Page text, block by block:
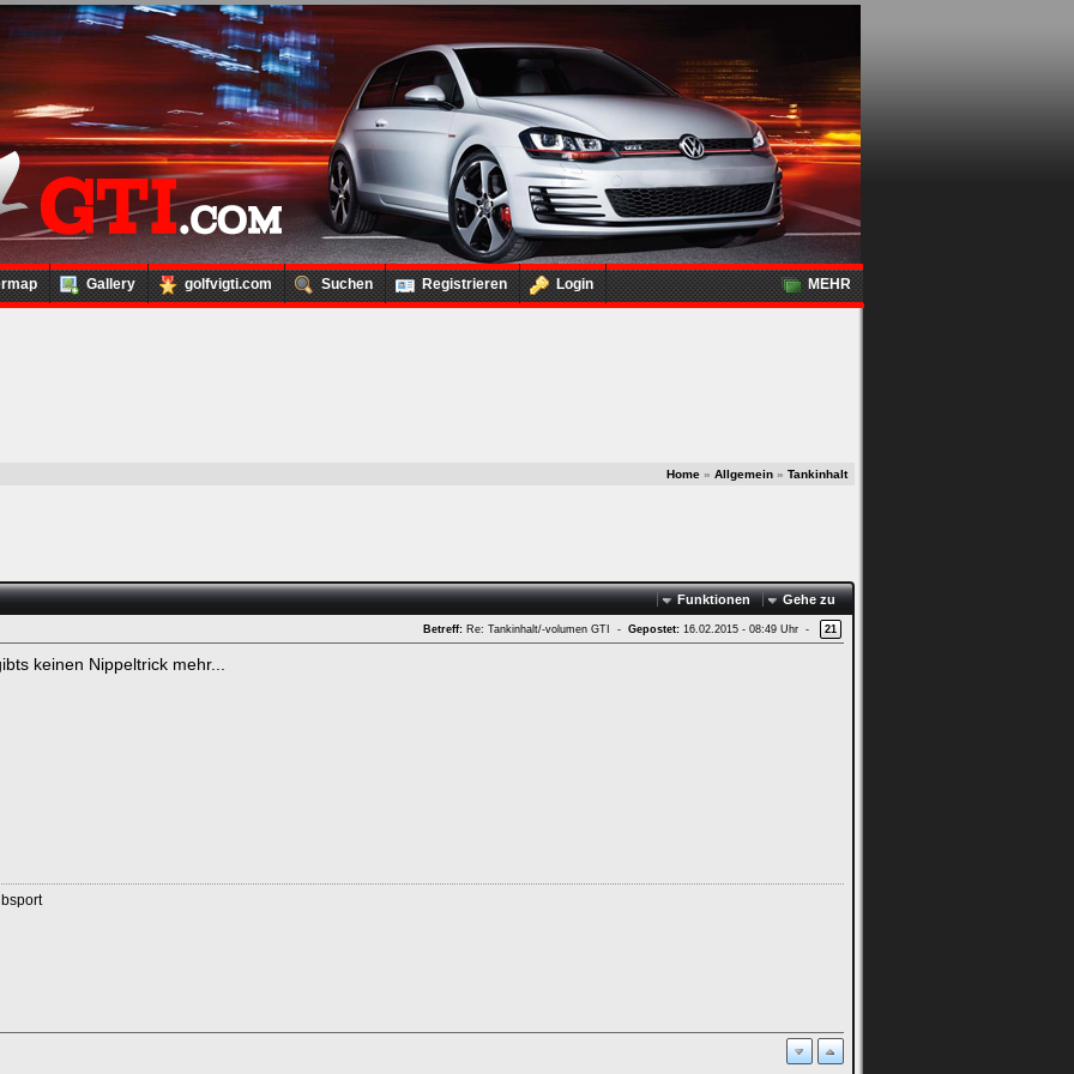
Gallery golfvigti.com Suchen Registrieren Login MEHR
Home » Allgemein » Tankinhalt
Gehe zu
Funktionen
Betreff: Re: Tankinhalt/-volumen GTI - Gepostet: 16.02.2015 - 08:49 Uhr - 21
keinen Nippeltrick mehr...